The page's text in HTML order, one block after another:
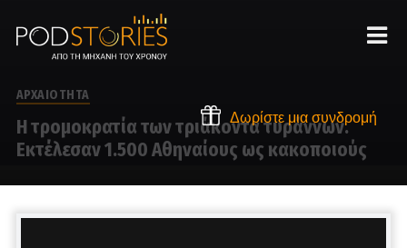
Δωρίστε μια συνδρομή
ΑΡΧΑΙΟΤΗΤΑ
Η τρομοκρατία των τριάκοντα τυράννων.
Εκτέλεσαν 1.500 Αθηναίους ως κακοποιούς